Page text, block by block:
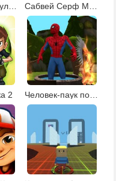
Щенячий патруль: Сабвей Серф
2 Человек-паук побег из джунглей